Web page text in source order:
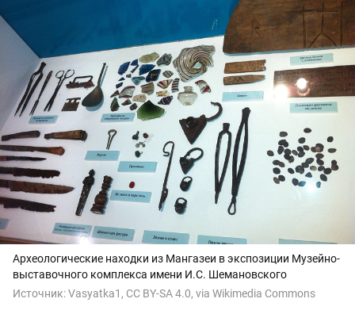
Археологические находки из Мангазеи в экспозиции Музейно-
выставочного комплекса имени И.С. Шемановского
Источник:Vasyatka1, CC BY-SA 4.0, via Wikimedia Commons